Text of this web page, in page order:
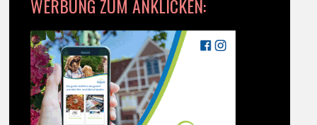
WERBUNG ZUM ANKLICKEN: